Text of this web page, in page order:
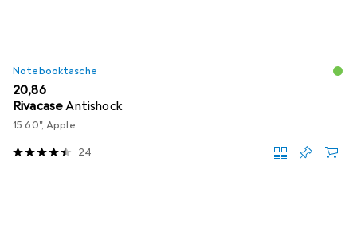
Notebooktasche
EUR
20,86
RivacaseAntishock
15.60", Apple
24